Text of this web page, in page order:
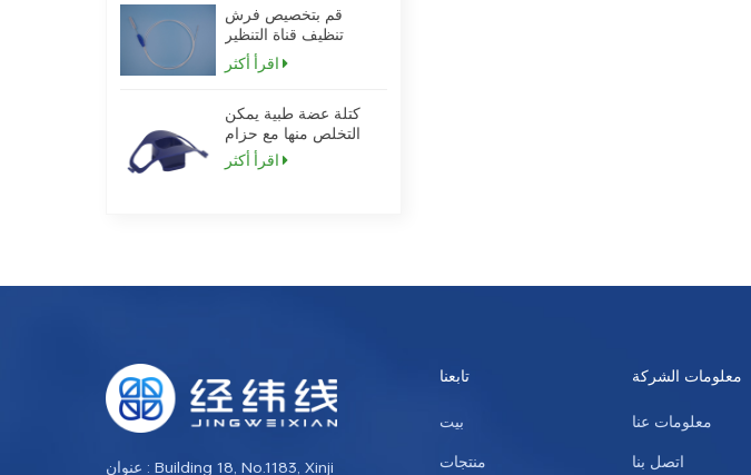
قم بتخصيص فرش
تنظيف قناة التنظير
الداخلي القابل للتصرف
من مصنع الصين
اقرأ أكثر
كتلة عضة طبية يمكن
التخلص منها مع حزام
اقرأ أكثر
عنوان : Building 18, No.1183, Xinji
تابعنا
بيت
منتجات
معلومات الشركة
معلومات عنا
اتصل بنا